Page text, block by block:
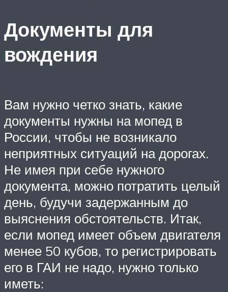
Документы для
вождения
Вам нужно четко знать, какие
документы нужны на мопед в
России, чтобы не возникало
неприятных ситуаций на дорогах.
Не имея при себе нужного
документа, можно потратить целый
день, будучи задержанным до
выяснения обстоятельств. Итак,
если мопед имеет объем двигателя
менее 50 кубов, то регистрировать
его в ГАИ не надо, нужно только
иметь: